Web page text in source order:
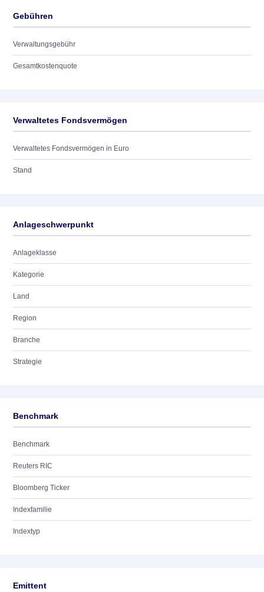
Gebühren
Verwaltungsgebühr
Gesamtkostenquote
Verwaltetes Fondsvermögen
Verwaltetes Fondsvermögen in Euro
Stand
Anlageschwerpunkt
Anlageklasse
Kategorie
Land
Region
Branche
Strategie
Benchmark
Benchmark
Reuters RIC
Bloomberg Ticker
Indexfamilie
Indextyp
Emittent